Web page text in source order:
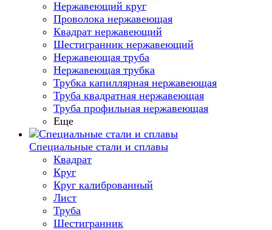
Нержавеющий круг
Проволока нержавеющая
Квадрат нержавеющий
Шестигранник нержавеющий
Нержавеющая труба
Нержавеющая трубка
Трубка капиллярная нержавеющая
Труба квадратная нержавеющая
Труба профильная нержавеющая
Еще
Специальные стали и сплавы
Квадрат
Круг
Круг калиброванный
Лист
Труба
Шестигранник